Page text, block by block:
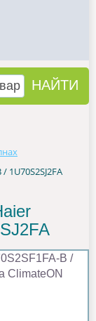
1U70S2SJ2FA